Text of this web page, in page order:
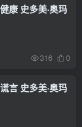
康 史多美·奥玛
316 0
言 史多美·奥玛